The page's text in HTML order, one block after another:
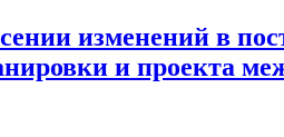
изменений в
и проекта